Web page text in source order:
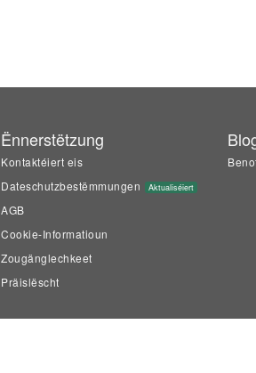
Ënnerstëtzung
Kontaktéiert eis
Dateschutzbestëmmungen
Aktualiséiert
AGB
Cookie-Informatioun
Zougänglechkeet
Präislëscht